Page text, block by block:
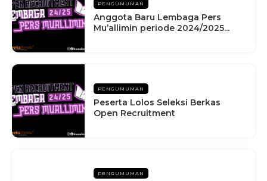
PENGUMUMAN
Anggota Baru Lembaga Pers
Mu’allimin periode 2024/2025...
PENGUMUMAN
Peserta Lolos Seleksi Berkas
Open Recruitment
PENGUMUMAN